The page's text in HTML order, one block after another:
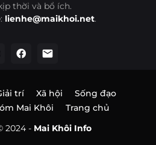
thời và bổ ích.
lienhe@maikhoi.net.
2024 - Mai Khôi Info
trí Xã hội
Sống đạo
Mai Khôi Trang chủ